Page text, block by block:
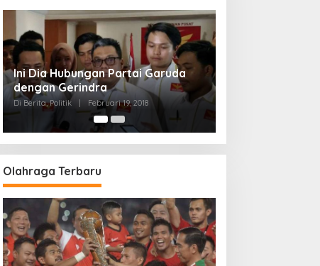
Strategi PPP Menangkan Duet
Ganjar dan Gus Yasin
Di Berita, Politik Februari 19, 2018
Olahraga Terbaru